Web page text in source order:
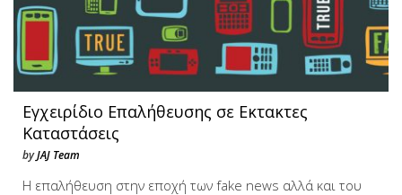
Εγχειρίδιο Επαλήθευσης σε Εκτακτες
Καταστάσεις
byJAJ Team
Η επαλήθευση στην εποχή των fake news αλλά και του